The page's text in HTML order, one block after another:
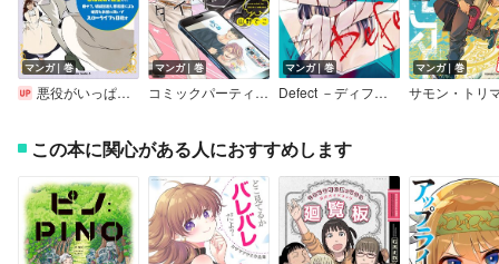
マンガ｜巻
悪役がいっぱい出てくるエロゲのキモデブ悪役貴族に転生した。痩せて、破滅回避し悪役達による犯罪を未然に防いでスローライフを目指す
マンガ｜巻
コミックパーティ ラブタイフーン 【電子限定おまけ付き】
マンガ｜巻
Defect －ディフェクト－
マンガ｜巻
この本に関心がある人におすすめします